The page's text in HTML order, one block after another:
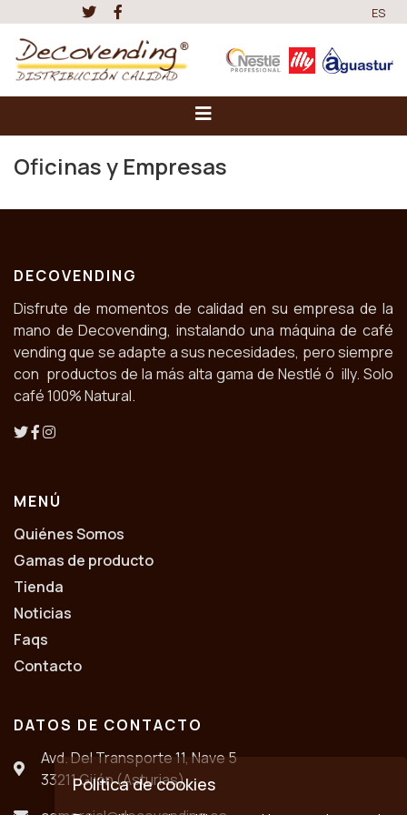
ES
Oficinas y Empresas
DECOVENDING
Disfrute de momentos de calidad en su empresa de la
mano de Decovending, instalando una máquina de café
vending que se adapte a sus necesidades, pero siempre
con productos de la más alta gama de Nestlé ó illy. Solo
café 100% Natural.
MENÚ
Quiénes Somos
Gamas de producto
Tienda
Noticias
Faqs
Contacto
DATOS DE CONTACTO
Avd. Del Transporte 11, Nave 5
33211 Gijón (Asturias)
Política de cookies